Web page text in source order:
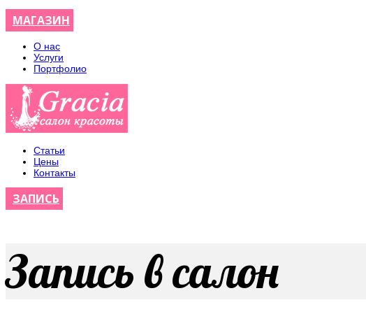
МАГАЗИН
О нас
Услуги
Портфолио
Статьи
Цены
Контакты
ЗАПИСЬ
Запись в салон